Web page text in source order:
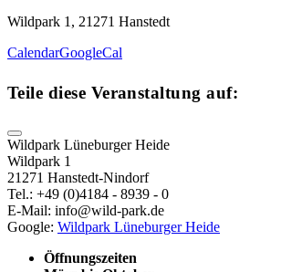
Wildpark 1, 21271 Hanstedt
CalendarGoogleCal
Teile diese Veranstaltung auf:
Wildpark Lüneburger Heide
Wildpark 1
21271 Hanstedt-Nindorf
Tel.: +49 (0)4184 - 8939 - 0
E-Mail: info@wild-park.de
Google: Wildpark Lüneburger Heide
Öffnungszeiten